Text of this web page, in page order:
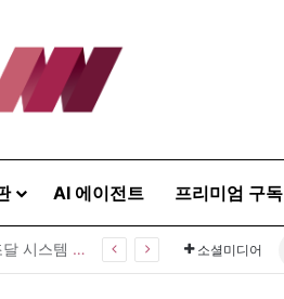
AI 에이전트 프리미엄 구독
소셜미디어